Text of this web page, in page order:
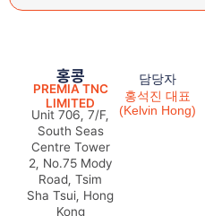
홍콩
PREMIA TNC
LIMITED
Unit 706, 7/F,
South Seas
Centre Tower
2, No.75 Mody
Road, Tsim
Sha Tsui, Hong
Kong
담당자
홍석진 대표
(Kelvin Hong)